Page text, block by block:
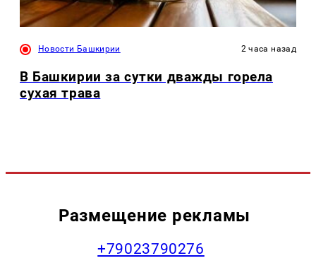
Новости Башкирии 2 часа назад
В Башкирии за сутки дважды горела
сухая трава
Размещение рекламы
+79023790276